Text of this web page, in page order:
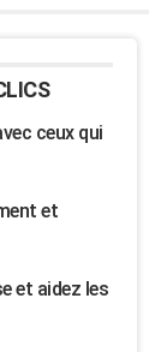
ceux qui
et
et aidez les